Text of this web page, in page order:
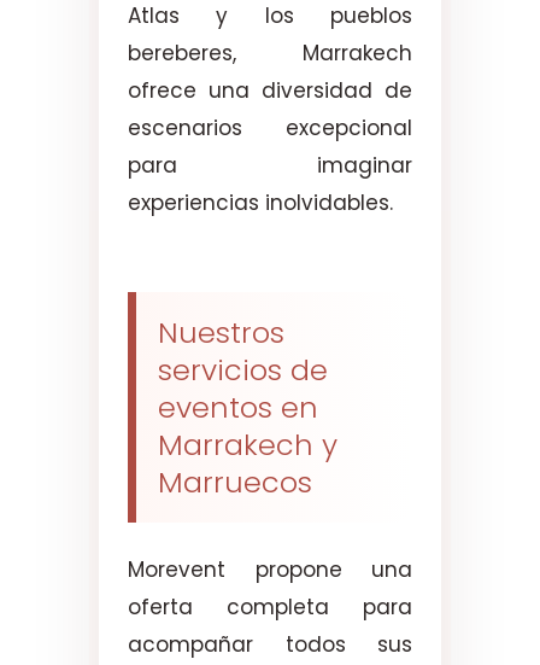
Atlas y los pueblos
bereberes, Marrakech
ofrece una diversidad de
escenarios excepcional
para imaginar
experiencias inolvidables.
Nuestros
servicios de
eventos en
Marrakech y
Marruecos
Morevent propone una
oferta completa para
acompañar todos sus